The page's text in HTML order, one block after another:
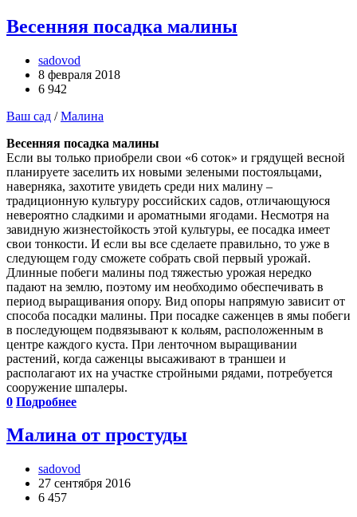
Весенняя посадка малины
sadovod
8 февраля 2018
6 942
Ваш сад /Малина
Весенняя посадка малины
Если вы только приобрели свои «6 соток» и грядущей весной
планируете заселить их новыми зелеными постояльцами,
наверняка, захотите увидеть среди них малину –
традиционную культуру российских садов, отличающуюся
невероятно сладкими и ароматными ягодами. Несмотря на
завидную жизнестойкость этой культуры, ее посадка имеет
свои тонкости. И если вы все сделаете правильно, то уже в
следующем году сможете собрать свой первый урожай.
Длинные побеги малины под тяжестью урожая нередко
падают на землю, поэтому им необходимо обеспечивать в
период выращивания опору. Вид опоры напрямую зависит от
способа посадки малины. При посадке саженцев в ямы побеги
в последующем подвязывают к кольям, расположенным в
центре каждого куста. При ленточном выращивании
растений, когда саженцы высаживают в траншеи и
располагают их на участке стройными рядами, потребуется
сооружение шпалеры.
0 Подробнее
Малина от простуды
sadovod
27 сентября 2016
6 457